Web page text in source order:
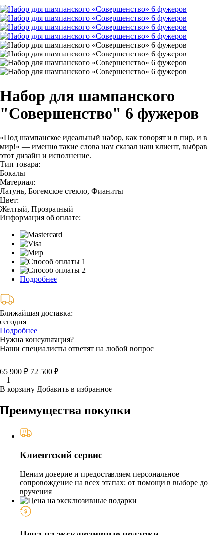
Набор для шампанского
"Совершенство" 6 фужеров
«Под шампанское идеальный набор, как говорят и в пир, и в
мир!» — именно такие слова нам сказал наш клиент, выбрав
этот дизайн и исполнение.
Тип товара:
Бокалы
Материал:
Латунь, Богемское стекло, Фианиты
Цвет:
Желтый, Прозрачный
Информация об оплате:
Подробнее
Ближайшая доставка:
сегодня
Подробнее
Нужна консультация?
Наши специалисты ответят на любой вопрос
65 900 ₽ 72 500 ₽
−
+
В корзину Добавить в избранное
Преимущества покупки
Клиентский сервис
Ценим доверие и предоставляем персональное
сопровождение на всех этапах: от помощи в выборе до
вручения